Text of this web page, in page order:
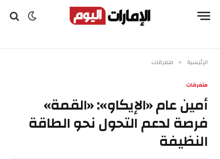
الرئيسية » متفرقات
متفرقات
أمين عام «الإيكاو»: «القمة»
فرصة لدعم التحول نحو الطاقة
النظيفة